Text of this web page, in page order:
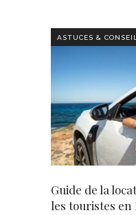
ASTUCES &
Guide de la
les touristes